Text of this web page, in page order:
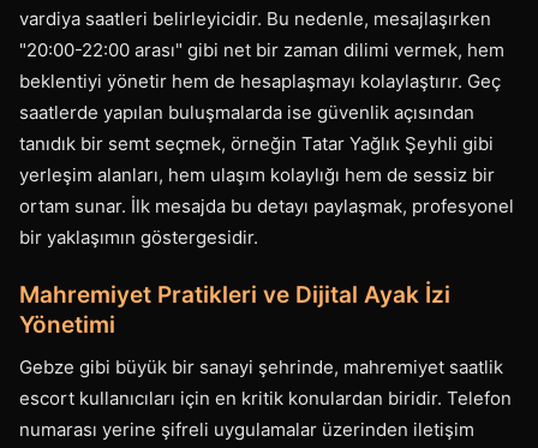
vardiya saatleri belirleyicidir. Bu nedenle, mesajlaşırken
"20:00-22:00 arası" gibi net bir zaman dilimi vermek, hem
beklentiyi yönetir hem de hesaplaşmayı kolaylaştırır. Geç
saatlerde yapılan buluşmalarda ise güvenlik açısından
tanıdık bir semt seçmek, örneğin Tatar Yağlık Şeyhli gibi
yerleşim alanları, hem ulaşım kolaylığı hem de sessiz bir
ortam sunar. İlk mesajda bu detayı paylaşmak, profesyonel
bir yaklaşımın göstergesidir.
Mahremiyet Pratikleri ve Dijital Ayak İzi
Yönetimi
Gebze gibi büyük bir sanayi şehrinde, mahremiyet saatlik
escort kullanıcıları için en kritik konulardan biridir. Telefon
numarası yerine şifreli uygulamalar üzerinden iletişim